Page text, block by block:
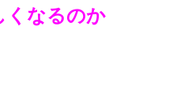
くなるのか